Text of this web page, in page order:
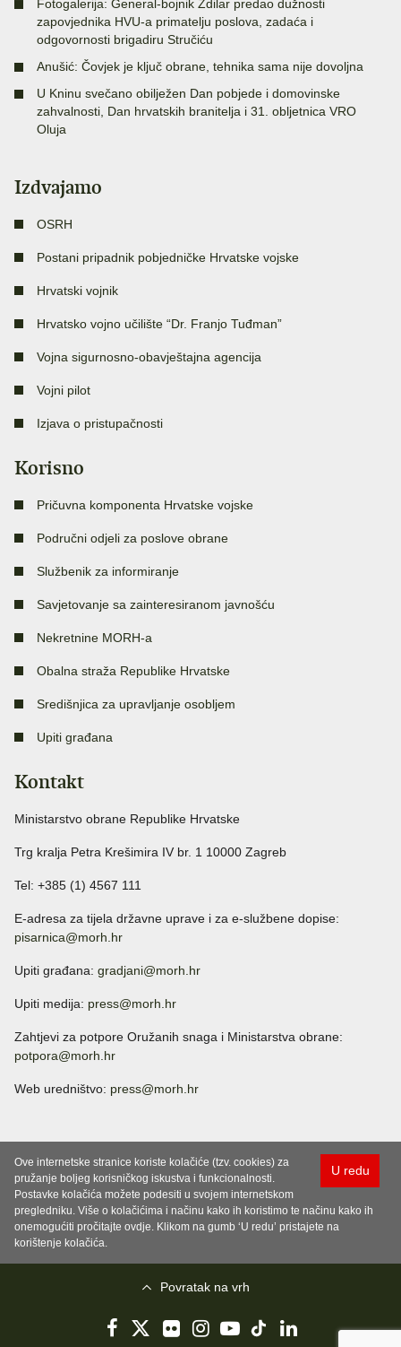
Fotogalerija: General-bojnik Zdilar predao dužnosti
zapovjednika HVU-a primatelju poslova, zadaća i
odgovornosti brigadiru Stručiću
Anušić: Čovjek je ključ obrane, tehnika sama nije dovoljna
U Kninu svečano obilježen Dan pobjede i domovinske
zahvalnosti, Dan hrvatskih branitelja i 31. obljetnica VRO
Oluja
Izdvajamo
OSRH
Postani pripadnik pobjedničke Hrvatske vojske
Hrvatski vojnik
Hrvatsko vojno učilište “Dr. Franjo Tuđman”
Vojna sigurnosno-obavještajna agencija
Vojni pilot
Izjava o pristupačnosti
Korisno
Pričuvna komponenta Hrvatske vojske
Područni odjeli za poslove obrane
Službenik za informiranje
Savjetovanje sa zainteresiranom javnošću
Nekretnine MORH-a
Obalna straža Republike Hrvatske
Središnjica za upravljanje osobljem
Upiti građana
Kontakt
Ministarstvo obrane Republike Hrvatske
Trg kralja Petra Krešimira IV br. 1 10000 Zagreb
Tel: +385 (1) 4567 111
E-adresa za tijela državne uprave i za e-službene dopise:
pisarnica@morh.hr
Upiti građana: gradjani@morh.hr
Upiti medija: press@morh.hr
Zahtjevi za potpore Oružanih snaga i Ministarstva obrane:
potpora@morh.hr
Web uredništvo: press@morh.hr
U redu
Ove internetske stranice koriste kolačiće (tzv. cookies) za
pružanje boljeg korisničkog iskustva i funkcionalnosti.
Postavke kolačića možete podesiti u svojem internetskom
pregledniku. Više o kolačićima i načinu kako ih koristimo te načinu kako ih
onemogućiti pročitajte ovdje. Klikom na gumb ‘U redu’ pristajete na
korištenje kolačića.
Povratak na vrh